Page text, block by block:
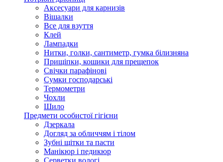
Аксесуари для карнизів
Вішалки
Все для взуття
Клей
Лампадки
Нитки, голки, сантиметр, гумка білизняна
Прищіпки, кошики для прещепок
Свічки парафінові
Сумки господарські
Термометри
Чохли
Шило
Предмети особистої гігієни
Дзеркала
Догляд за обличчям і тілом
Зубні щітки та пасти
Манікюр і педикюр
Серветки вологі